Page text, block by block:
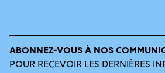
ABONNEZ-VOUS À NOS
POUR RECEVOIR LES DERNIÈRES